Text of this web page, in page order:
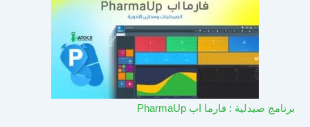
برنامج صيدلية : فارما اب PharmaUp​